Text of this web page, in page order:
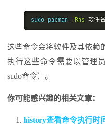
sudo pacman - Rns 软件
这些命令会将软件及其依赖
执行这些命令需要以管理
sudo命令）。
你可能感兴趣的相关文章：
history查看命令执行时